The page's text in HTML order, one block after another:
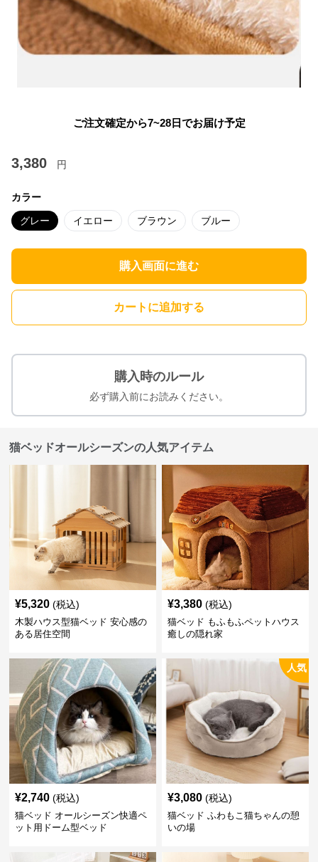
ご注文確定から7~28日でお届け予定
3,380 円
カラー
グレー イエロー ブラウン ブルー
購入画面に進む
カートに追加する
購入時のルール
必ず購入前にお読みください。
猫ベッドオールシーズンの人気アイテム
¥5,320 (税込)
木製ハウス型猫ベッド 安心感の
ある居住空間
¥3,380 (税込)
猫ベッド もふもふペットハウス
癒しの隠れ家
¥2,740 (税込)
猫ベッド オールシーズン快適ペ
ット用ドーム型ベッド
人気
¥3,080 (税込)
猫ベッド ふわもこ猫ちゃんの憩
いの場